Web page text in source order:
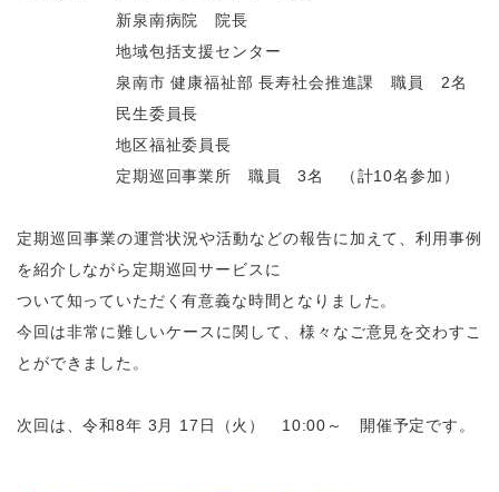
新泉南病院 院長
地域包括支援センター
泉南市 健康福祉部 長寿社会推進課 職員 2名
民生委員長
地区福祉委員長
定期巡回事業所 職員 3名 （計10名参加）
定期巡回事業の運営状況や活動などの報告に加えて、利用事例
を紹介しながら定期巡回サービスに
ついて知っていただく有意義な時間となりました。
今回は非常に難しいケースに関して、様々なご意見を交わすこ
とができました。
次回は、令和8年 3月 17日（火） 10:00～ 開催予定です。